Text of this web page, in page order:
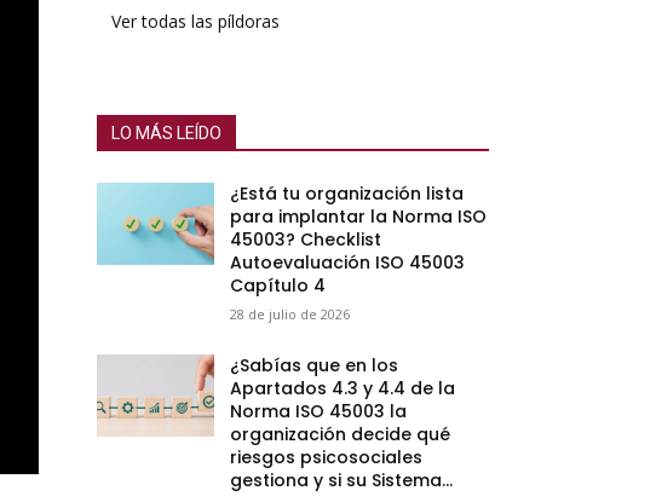
Ver todas las píldoras
LO MÁS LEÍDO
¿Está tu organización lista
para implantar la Norma ISO
45003? Checklist
Autoevaluación ISO 45003
Capítulo 4
28 de julio de 2026
¿Sabías que en los
Apartados 4.3 y 4.4 de la
Norma ISO 45003 la
organización decide qué
riesgos psicosociales
gestiona y si su Sistema...